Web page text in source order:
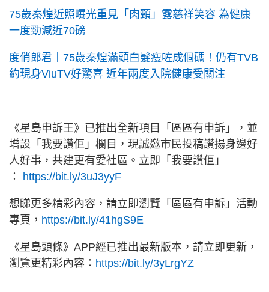
75歲秦煌近照曝光重見「肉頸」露慈祥笑容 為健康
一度勁減近70磅
度俏郎君丨75歲秦煌滿頭白髮瘦咗成個碼！仍有TVB
約現身ViuTV好驚喜 近年兩度入院健康受關注
《星島申訴王》已推出全新項目「區區有申訴」，並
增設「我要讚佢」欄目，現誠邀市民投稿讚揚身邊好
人好事，共建更有愛社區。立即「我要讚佢」
︰ https://bit.ly/3uJ3yyF
想睇更多精彩內容，請立即瀏覽「區區有申訴」活動
專頁， https://bit.ly/41hgS9E
《星島頭條》APP經已推出最新版本，請立即更新，
瀏覽更精彩內容： https://bit.ly/3yLrgYZ